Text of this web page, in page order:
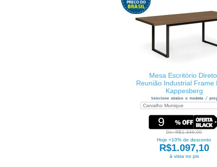
Mesa Escritório
Reunião Industrial Frame
Kappesberg
9
De: R$1.346,00
Hoje +10% de desconto
R$1.097,10
à vista no pix